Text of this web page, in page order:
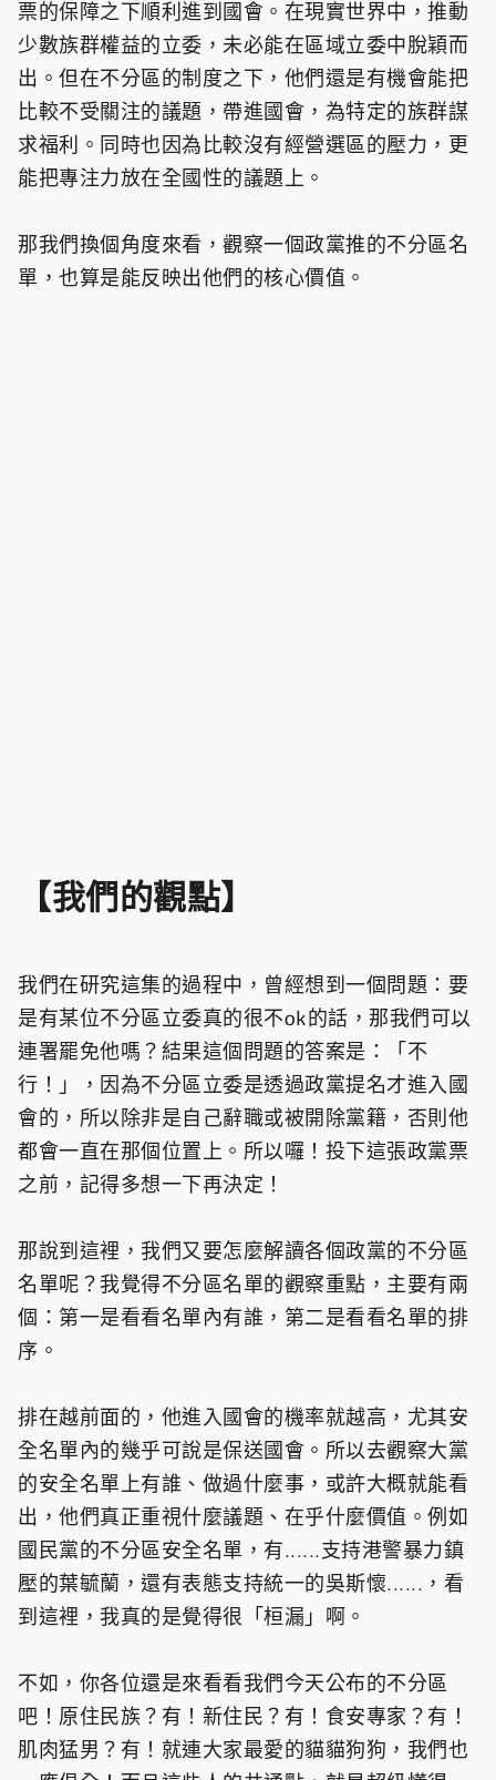
票的保障之下順利進到國會。在現實世界中，推動
少數族群權益的立委，未必能在區域立委中脫穎而
出。但在不分區的制度之下，他們還是有機會能把
比較不受關注的議題，帶進國會，為特定的族群謀
求福利。同時也因為比較沒有經營選區的壓力，更
能把專注力放在全國性的議題上。
那我們換個角度來看，觀察一個政黨推的不分區名
單，也算是能反映出他們的核心價值。
【我們的觀點】
我們在研究這集的過程中，曾經想到一個問題：要
是有某位不分區立委真的很不ok的話，那我們可以
連署罷免他嗎？結果這個問題的答案是：「不
行！」，因為不分區立委是透過政黨提名才進入國
會的，所以除非是自己辭職或被開除黨籍，否則他
都會一直在那個位置上。所以囉！投下這張政黨票
之前，記得多想一下再決定！
那說到這裡，我們又要怎麼解讀各個政黨的不分區
名單呢？我覺得不分區名單的觀察重點，主要有兩
個：第一是看看名單內有誰，第二是看看名單的排
序。
排在越前面的，他進入國會的機率就越高，尤其安
全名單內的幾乎可說是保送國會。所以去觀察大黨
的安全名單上有誰、做過什麼事，或許大概就能看
出，他們真正重視什麼議題、在乎什麼價值。例如
國民黨的不分區安全名單，有......支持港警暴力鎮
壓的葉毓蘭，還有表態支持統一的吳斯懷......，看
到這裡，我真的是覺得很「桓漏」啊。
不如，你各位還是來看看我們今天公布的不分區
吧！原住民族？有！新住民？有！食安專家？有！
肌肉猛男？有！就連大家最愛的貓貓狗狗，我們也